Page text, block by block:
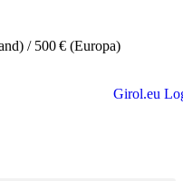
/ 500 € (Europa)